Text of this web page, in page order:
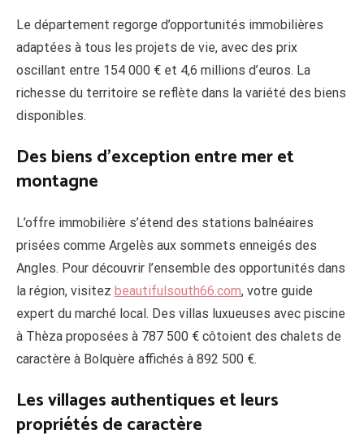
Le département regorge d’opportunités immobilières
adaptées à tous les projets de vie, avec des prix
oscillant entre 154 000 € et 4,6 millions d’euros. La
richesse du territoire se reflète dans la variété des biens
disponibles.
Des biens d’exception entre mer et
montagne
L’offre immobilière s’étend des stations balnéaires
prisées comme Argelès aux sommets enneigés des
Angles. Pour découvrir l’ensemble des opportunités dans
la région, visitez beautifulsouth66.com, votre guide
expert du marché local. Des villas luxueuses avec piscine
à Thèza proposées à 787 500 € côtoient des chalets de
caractère à Bolquère affichés à 892 500 €.
Les villages authentiques et leurs
propriétés de caractère